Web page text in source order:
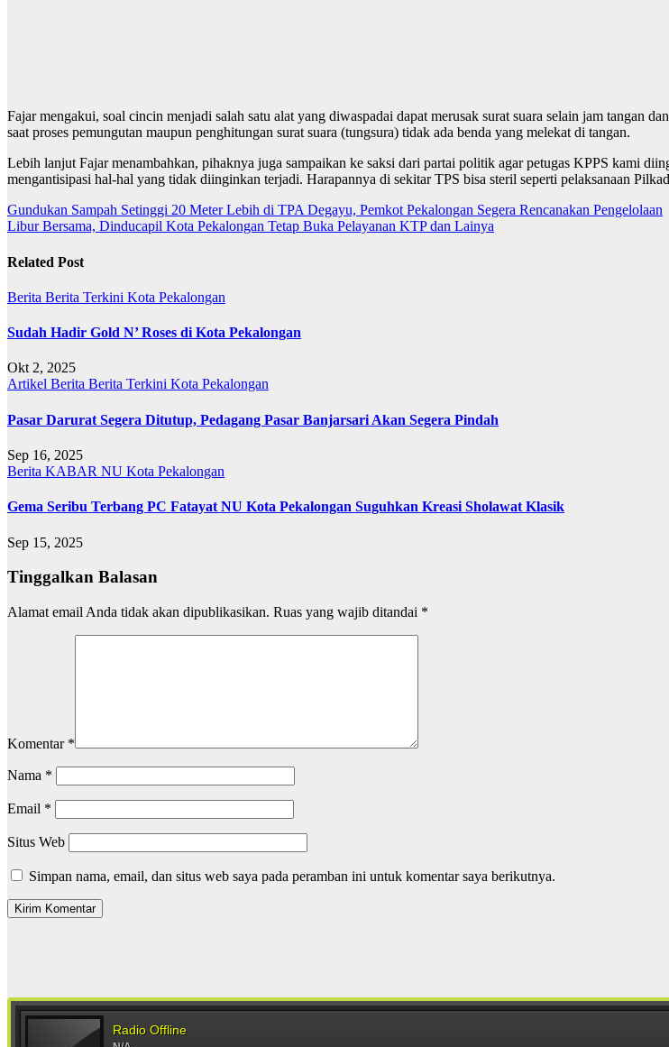
Fajar mengakui, soal cincin menjadi salah satu alat yang diwaspadai dapat merusak surat suara selain jam tangan
saat proses pemungutan maupun penghitungan surat suara (tungsura) tidak ada benda yang melekat di tangan.
Lebih lanjut Fajar menambahkan, pihaknya juga sampaikan ke saksi dari partai politik agar petugas KPPS kami
mengantisipasi hal-hal yang tidak diinginkan terjadi. Harapannya di sekitar TPS bisa steril seperti pelaksanaan
Navigasi
pos
Gundukan Sampah Setinggi 20 Meter Lebih di TPA Degayu, Pemkot Pekalongan Segera Rencanakan Pengelolaan
Libur Bersama, Dinducapil Kota Pekalongan Tetap Buka Pelayanan KTP dan Lainya
Related Post
Berita Berita Terkini Kota Pekalongan
Sudah Hadir Gold N’ Roses di Kota Pekalongan
Okt 2, 2025
Artikel Berita Berita Terkini Kota Pekalongan
Pasar Darurat Segera Ditutup, Pedagang Pasar Banjarsari Akan Segera Pindah
Sep 16, 2025
Berita KABAR NU Kota Pekalongan
Gema Seribu Terbang PC Fatayat NU Kota Pekalongan Suguhkan Kreasi Sholawat Klasik
Sep 15, 2025
Tinggalkan Balasan
Alamat email Anda tidak akan dipublikasikan. Ruas yang wajib ditandai *
Komentar *
Nama *
Email *
Situs Web
Simpan nama, email, dan situs web saya pada peramban ini untuk komentar saya berikutnya.